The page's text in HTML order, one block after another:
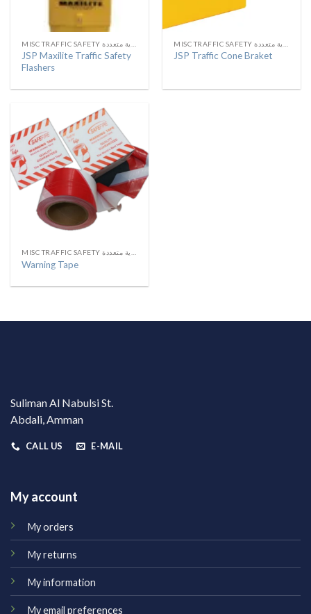
JSP Maxilite Traffic Safety
Flashers
JSP Traffic Cone Braket
MISC TRAFFIC SAFETY لوازم سلامة مرورية متعددة
Warning Tape
Suliman Al Nabulsi St.
Abdali, Amman
CALL US E-MAIL
My account
My orders
My returns
My information
My email preferences